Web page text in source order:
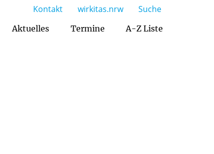
Aktuelles Termine A-Z Liste
Kontakt wirkitas.nrw Suche